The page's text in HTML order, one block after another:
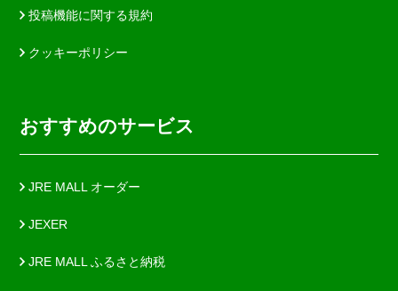
投稿機能に関する規約
クッキーポリシー
おすすめのサービス
JRE MALL オーダー
JEXER
JRE MALL ふるさと納税